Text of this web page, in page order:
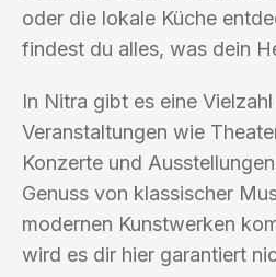
oder die lokale Küche
findest du alles, was dein
In Nitra gibt es eine
Veranstaltungen wie
Konzerte und
Genuss von klassischer
modernen Kunstwerken
wird es dir hier garantiert